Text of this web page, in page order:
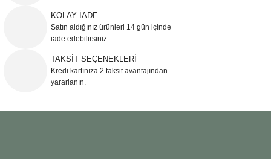
KOLAY İADE
Satın aldığınız ürünleri 14 gün içinde
iade edebilirsiniz.
TAKSİT SEÇENEKLERİ
Kredi kartınıza 2 taksit avantajından
yararlanın.